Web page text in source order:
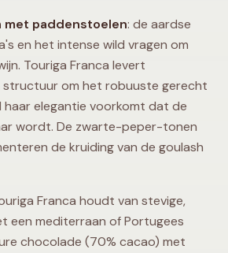
met paddenstoelen: de aardse
en het intense wild vragen om
Touriga Franca levert
om het robuuste gerecht
haar elegantie voorkomt dat de
wordt. De zwarte-peper-tonen
de kruiding van de goulash
Franca houdt van stevige,
een mediterraan of Portugees
chocolade (70% cacao) met